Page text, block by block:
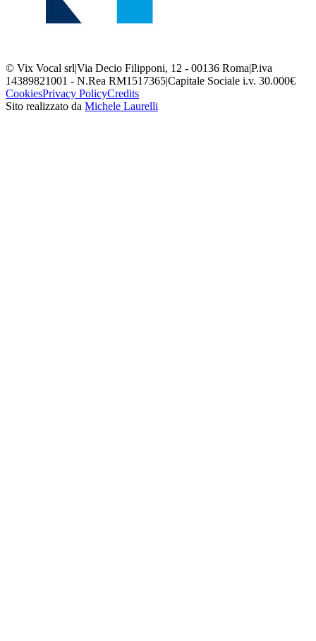
© Vix Vocal srl|Via Decio Filipponi, 12 - 00136 Roma|P.iva
14389821001 - N.Rea RM1517365|Capitale Sociale i.v. 30.000€
CookiesPrivacy PolicyCredits
Sito realizzato da Michele Laurelli